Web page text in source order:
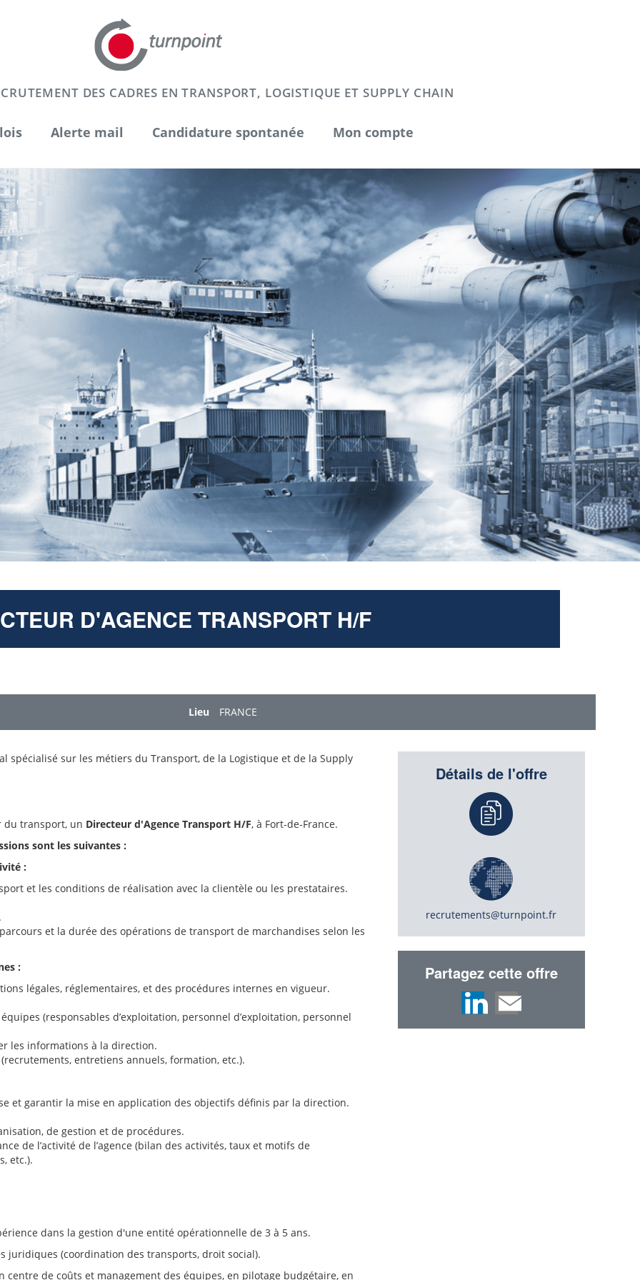
DES CADRES EN TRANSPORT, LOGISTIQUE ET SUPPLY CHAIN
Alerte mail Candidature spontanée Mon compte
Next
D'AGENCE TRANSPORT H/F
Lieu FRANCE
sur les métiers du Transport, de la Logistique et de la Supply
du transport, un Directeur d'Agence Transport H/F, à Fort-de-France.
sont les suivantes :
:
et les conditions de réalisation avec la clientèle ou les prestataires.
et la durée des opérations de transport de marchandises selon les
:
légales, réglementaires, et des procédures internes en vigueur.
(responsables d’exploitation, personnel d’exploitation, personnel
les informations à la direction.
entretiens annuels, formation, etc.).
et garantir la mise en application des objectifs définis par la direction.
de gestion et de procédures.
de l’activité de l’agence (bilan des activités, taux et motifs de
etc.).
dans la gestion d'une entité opérationnelle de 3 à 5 ans.
juridiques (coordination des transports, droit social).
centre de coûts et management des équipes, en pilotage budgétaire, en
Détails de l'offre
recrutements@turnpoint.fr
Partagez cette offre